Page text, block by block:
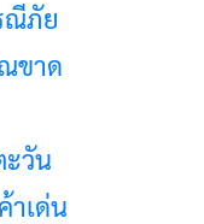
ณีภัย
ขาด
วัน
าเด่น